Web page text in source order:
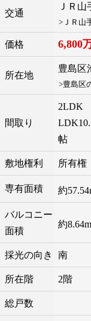
交通
ＪＲ山
>ＪＲ山
価格 6,800
所在地
豊島区
>豊島区
間取り
2LDK
帖
敷地権利 所有権
専有面積 約
バルコニー
面積
約8.64m
採光の向き 南
所在階 2階
総戸数